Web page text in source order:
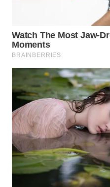
WN
PAKPAK
WN
KARAWANG
WN
BEKASI
WN
BOGOR